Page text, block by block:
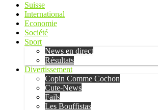
Suisse
International
Economie
Société
Sport
News en direct
Résultats
Divertissement
Copin Comme Cochon
Cute-News
Fails
Les Bouffistas